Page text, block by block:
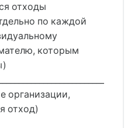
отходы
по каждой
которым
отход)